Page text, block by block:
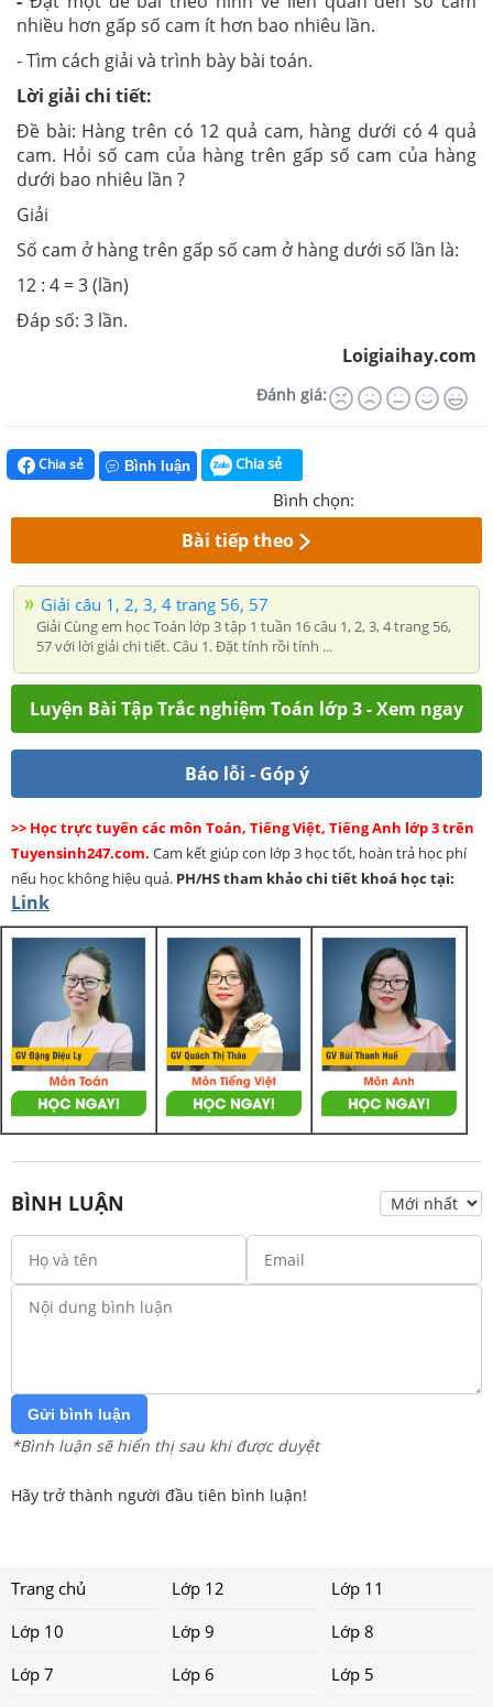
nhiều hơn gấp số cam ít hơn bao nhiêu lần.
- Tìm cách giải và trình bày bài toán.
Lời giải chi tiết:
Đề bài: Hàng trên có 12 quả cam, hàng dưới có 4 quả
cam. Hỏi số cam của hàng trên gấp số cam của hàng
dưới bao nhiêu lần ?
Giải
Số cam ở hàng trên gấp số cam ở hàng dưới số lần là:
12 : 4 = 3 (lần)
Đáp số: 3 lần.
Loigiaihay.com
Đánh giá:
Chia sẻ Bình luận Chia sẻ
Bình chọn:
Bài tiếp theo
Giải câu 1, 2, 3, 4 trang 56, 57
Giải Cùng em học Toán lớp 3 tập 1 tuần 16 câu 1, 2, 3, 4 trang 56,
57 với lời giải chi tiết. Câu 1. Đặt tính rồi tính ...
Luyện Bài Tập Trắc nghiệm Toán lớp 3 - Xem ngay
Báo lỗi - Góp ý
>> Học trực tuyến các môn Toán, Tiếng Việt, Tiếng Anh lớp 3 trên
Tuyensinh247.com. Cam kết giúp con lớp 3 học tốt, hoàn trả học phí
nếu học không hiệu quả. PH/HStham khảo chi tiết khoá học tại:
Link
BÌNH LUẬN
Gửi bình luận
*Bình luận sẽ hiển thị sau khi được duyệt
Hãy trở thành người đầu tiên bình luận!
Trang chủ Lớp 12
Lớp 11
Lớp 10
Lớp 9
Lớp 8
Lớp 7
Lớp 6
Lớp 5